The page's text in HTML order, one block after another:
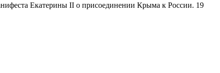
Екатерины II о присоединении Крыма к России. 19